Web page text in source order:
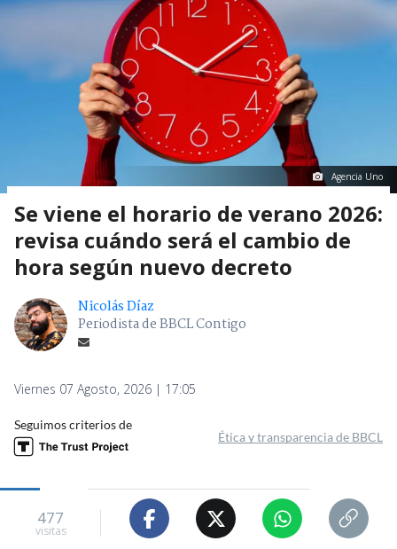
Agencia Uno
Se viene el horario de verano 2026:
revisa cuándo será el cambio de
hora según nuevo decreto
Nicolás Díaz
Periodista de BBCL Contigo
Viernes 07 Agosto, 2026 | 17:05
Seguimos criterios de
Ética y transparencia de BBCL
477
visitas